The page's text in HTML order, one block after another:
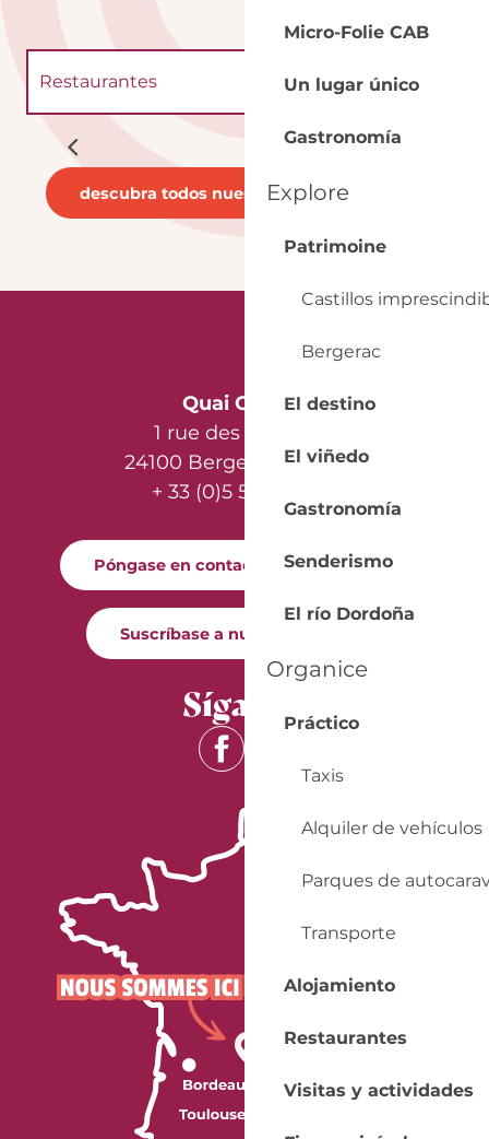
Micro-Folie CAB
Un lugar único
Gastronomía
Explore
Patrimoine
Castillos
Bergerac
El destino
El viñedo
Gastronomía
Senderismo
El río Dordoña
Organice
Práctico
Taxis
Alquiler de vehículos
Parques de
Transporte
Alojamiento
Restaurantes
Visitas y actividades
Restaurantes
Productores locales
Fincas vinícolas
Chateau Mounet Sully
descubra todos nuestros restaurantes
Quai Cyrano
1 rue des Récollets
24100 Bergerac - France
+ 33 (0)5 53 57 03 11
Póngase en contacto con nosotros
Suscríbase a nuestro boletín
Síganos